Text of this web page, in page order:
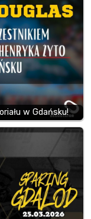
w Gdańsku!